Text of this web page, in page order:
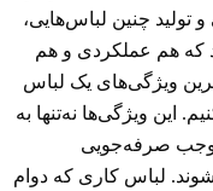
تولید چنین لباس‌هایی،
که هم عملکردی و هم
ویژگی‌های یک لباس
این ویژگی‌ها نه‌تنها به
صرفه‌جویی
لباس کاری که دوام